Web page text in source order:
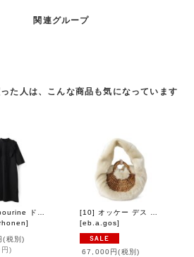
関連グループ
た人は、こんな商品も気になっています
]
(税別)
)
[eb.a.gos]
67,000円(税別)